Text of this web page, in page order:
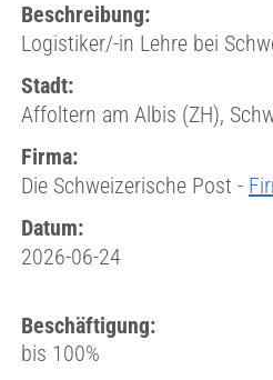
Beschreibung:
Logistiker/-in Lehre bei
Stadt:
Affoltern am Albis (ZH),
Firma:
Die Schweizerische Post -
Datum:
2026-06-24
Beschäftigung:
bis 100%